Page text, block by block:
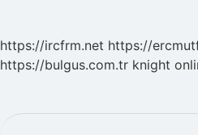
https://ircfrm.net https://
https://bulgus.com.tr knight